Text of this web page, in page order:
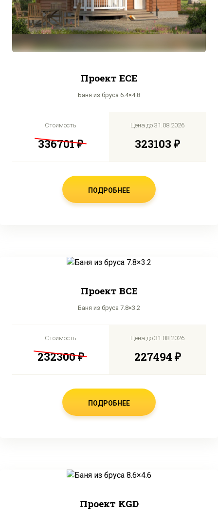
Проект ECE
Баня из бруса 6.4×4.8
Стоимость
336701 ₽
Цена до 31.08.2026
323103 ₽
ПОДРОБНЕЕ
Проект BCE
Баня из бруса 7.8×3.2
Стоимость
232300 ₽
Цена до 31.08.2026
227494 ₽
ПОДРОБНЕЕ
Проект KGD